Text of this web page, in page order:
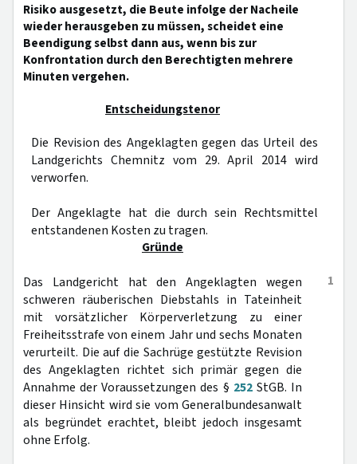
Risiko ausgesetzt, die Beute infolge der Nacheile
wieder herausgeben zu müssen, scheidet eine
Beendigung selbst dann aus, wenn bis zur
Konfrontation durch den Berechtigten mehrere
Minuten vergehen.
Entscheidungstenor
Die Revision des Angeklagten gegen das Urteil des
Landgerichts Chemnitz vom 29. April 2014 wird
verworfen.
Der Angeklagte hat die durch sein Rechtsmittel
entstandenen Kosten zu tragen.
Gründe
1
Das Landgericht hat den Angeklagten wegen
schweren räuberischen Diebstahls in Tateinheit
mit vorsätzlicher Körperverletzung zu einer
Freiheitsstrafe von einem Jahr und sechs Monaten
verurteilt. Die auf die Sachrüge gestützte Revision
des Angeklagten richtet sich primär gegen die
Annahme der Voraussetzungen des § 252StGB. In
dieser Hinsicht wird sie vom Generalbundesanwalt
als begründet erachtet, bleibt jedoch insgesamt
ohne Erfolg.